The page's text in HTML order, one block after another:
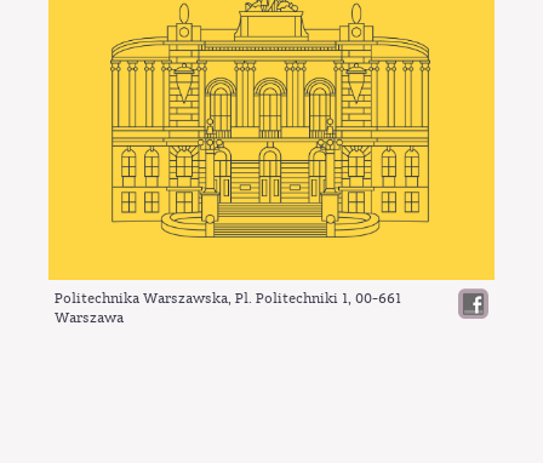
Politechnika Warszawska, Pl. Politechniki 1, 00-661
Warszawa